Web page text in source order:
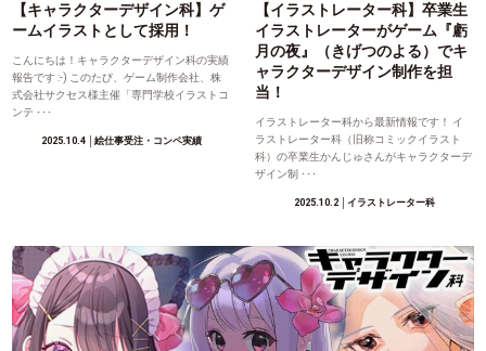
【キャラクターデザイン科】ゲ
ームイラストとして採用！
こんにちは！キャラクターデザイン科の実績
報告です :-) このたび、ゲーム制作会社、株
式会社サクセス様主催「専門学校イラストコ
ンテ ･･･
2025.10.4 │絵仕事受注・コンペ実績
【イラストレーター科】卒業生
イラストレーターがゲーム『虧
月の夜』（きげつのよる）でキ
ャラクターデザイン制作を担
当！
イラストレーター科から最新情報です！ イ
ラストレーター科（旧称コミックイラスト
科）の卒業生かんじゅさんがキャラクターデ
ザイン制 ･･･
2025.10.2 │イラストレーター科